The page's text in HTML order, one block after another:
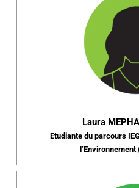
Laura
Etudiante du parcours